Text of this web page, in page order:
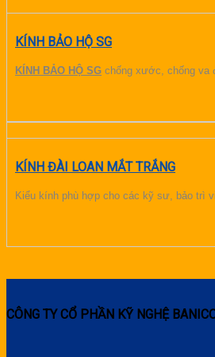
KÍNH BẢO HỘ SG
KÍNH BẢO HỘ SG chống xước, chống va
KÍNH ĐÀI LOAN MẮT TRẮNG
Kiểu kính phù hợp cho các kỹ sư, bảo trì
CÔNG TY CỔ PHẦN KỸ NGHỆ